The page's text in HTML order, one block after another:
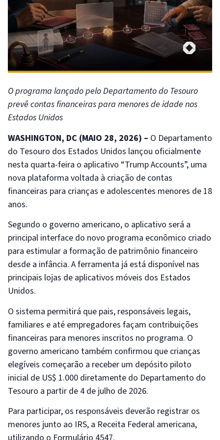
O programa lançado pelo Departamento do Tesouro
prevê contas financeiras para menores de idade nos
Estados Unidos
WASHINGTON, DC (MAIO 28, 2026) – O Departamento
do Tesouro dos Estados Unidos lançou oficialmente
nesta quarta-feira o aplicativo “Trump Accounts”, uma
nova plataforma voltada à criação de contas
financeiras para crianças e adolescentes menores de 18
anos.
Segundo o governo americano, o aplicativo será a
principal interface do novo programa econômico criado
para estimular a formação de patrimônio financeiro
desde a infância. A ferramenta já está disponível nas
principais lojas de aplicativos móveis dos Estados
Unidos.
O sistema permitirá que pais, responsáveis legais,
familiares e até empregadores façam contribuições
financeiras para menores inscritos no programa. O
governo americano também confirmou que crianças
elegíveis começarão a receber um depósito piloto
inicial de US$ 1.000 diretamente do Departamento do
Tesouro a partir de 4 de julho de 2026.
Para participar, os responsáveis deverão registrar os
menores junto ao IRS, a Receita Federal americana,